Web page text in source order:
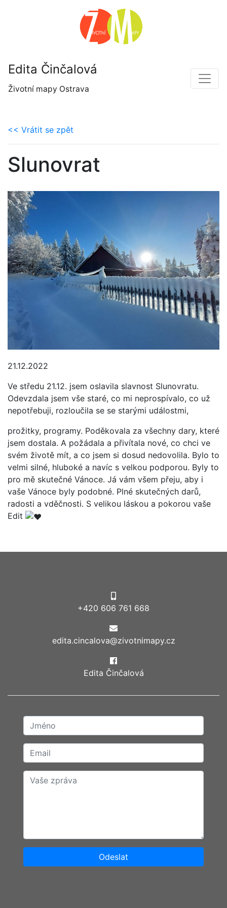
Edita Činčalová
Životní mapy Ostrava
<< Vrátit se zpět
Slunovrat
21.12.2022
Ve středu 21.12. jsem oslavila slavnost Slunovratu.
Odevzdala jsem vše staré, co mi neprospívalo, co už
nepotřebuji, rozloučila se se starými událostmi,
prožitky, programy. Poděkovala za všechny dary, které
jsem dostala. A požádala a přivítala nové, co chci ve
svém životě mít, a co jsem si dosud nedovolila. Bylo to
velmi silné, hluboké a navíc s velkou podporou. Byly to
pro mě skutečné Vánoce. Já vám všem přeju, aby i
vaše Vánoce byly podobné. Plné skutečných darů,
radosti a vděčnosti. S velikou láskou a pokorou vaše
Edit
+420 606 761 668
edita.cincalova@zivotnimapy.cz
Edita Činčalová